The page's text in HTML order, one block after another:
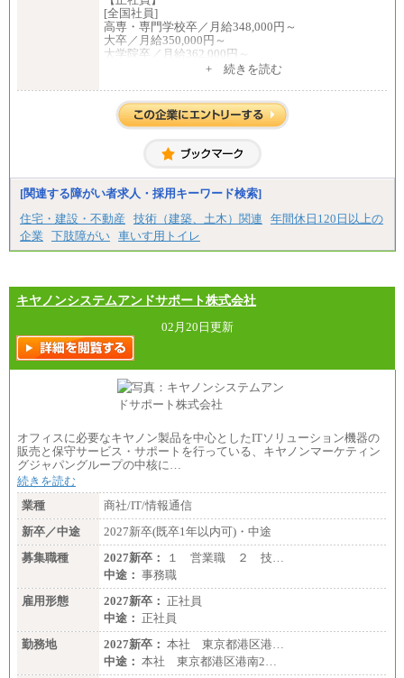
[全国社員]
高専・専門学校卒／月給348,000円～
大卒／月給350,000円～
大学院卒／月給362,000円～
[地域社員]月給295,000円～
【正社員】
[全国社員]月給348,000円～
[地域社員]月給295,000円～
【契約社員】月給200,000円～
+ 続きを読む
[関連する障がい者求人・採用キーワード検索]
住宅・建設・不動産
技術（建築、土木）関連
年間休日120日以上の
企業
下肢障がい 車いす用トイレ
キヤノンシステムアンドサポート株式会社
02月20日更新
オフィスに必要なキヤノン製品を中心としたITソリューション機器の
販売と保守サービス・サポートを行っている、キヤノンマーケティン
グジャパングループの中核に…
続きを読む
業種
商社/IT/情報通信
新卒／中途
2027新卒(既卒1年以内可)・中途
募集職種
2027新卒：
１ 営業職 ２ 技…
中途： 事務職
雇用形態
2027新卒： 正社員
中途： 正社員
勤務地
2027新卒： 本社 東京都港区港…
中途： 本社 東京都港区港南2…